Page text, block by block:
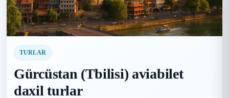
TURLAR
Gürcüstan (Tbilisi) aviabilet
daxil turlar